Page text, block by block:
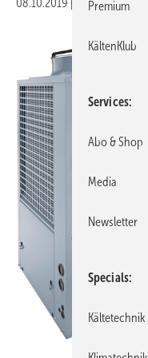
08.10.2019 Veröffentlicht in
Premium
KältenKlub
Services
Abo & Shop
Media
Newsletter
Specials
Kältetechnik